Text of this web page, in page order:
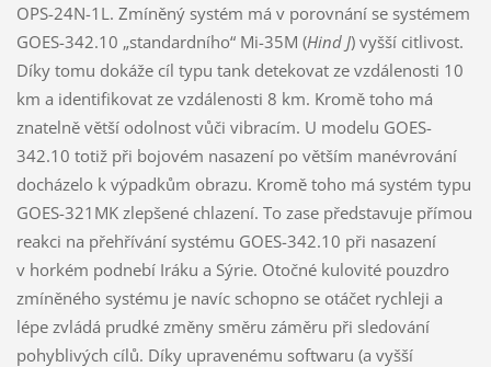
OPS-24N-1L. Zmíněný systém má v porovnání se systémem
GOES-342.10 „standardního“ Mi-35M (Hind J) vyšší citlivost.
Díky tomu dokáže cíl typu tank detekovat ze vzdálenosti 10
km a identifikovat ze vzdálenosti 8 km. Kromě toho má
znatelně větší odolnost vůči vibracím. U modelu GOES-
342.10 totiž při bojovém nasazení po větším manévrování
docházelo k výpadkům obrazu. Kromě toho má systém typu
GOES-321MK zlepšené chlazení. To zase představuje přímou
reakci na přehřívání systému GOES-342.10 při nasazení
v horkém podnebí Iráku a Sýrie. Otočné kulovité pouzdro
zmíněného systému je navíc schopno se otáčet rychleji a
lépe zvládá prudké změny směru záměru při sledování
pohyblivých cílů. Díky upravenému softwaru (a vyšší